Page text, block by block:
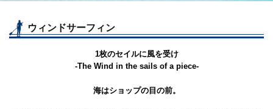
ウィンドサーフィン
1枚のセイルに風を受け
-The Wind in the sails of a piece-
海はショップの目の前。